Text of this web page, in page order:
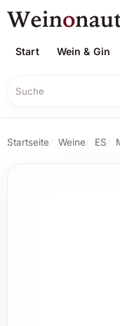
Start Wein & Gin
Suche
Startseite Weine ES